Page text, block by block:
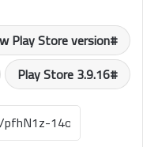
Play Store version
Play Store 3.9.16